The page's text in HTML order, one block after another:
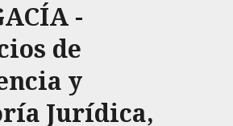
-
de
y
Jurídica,